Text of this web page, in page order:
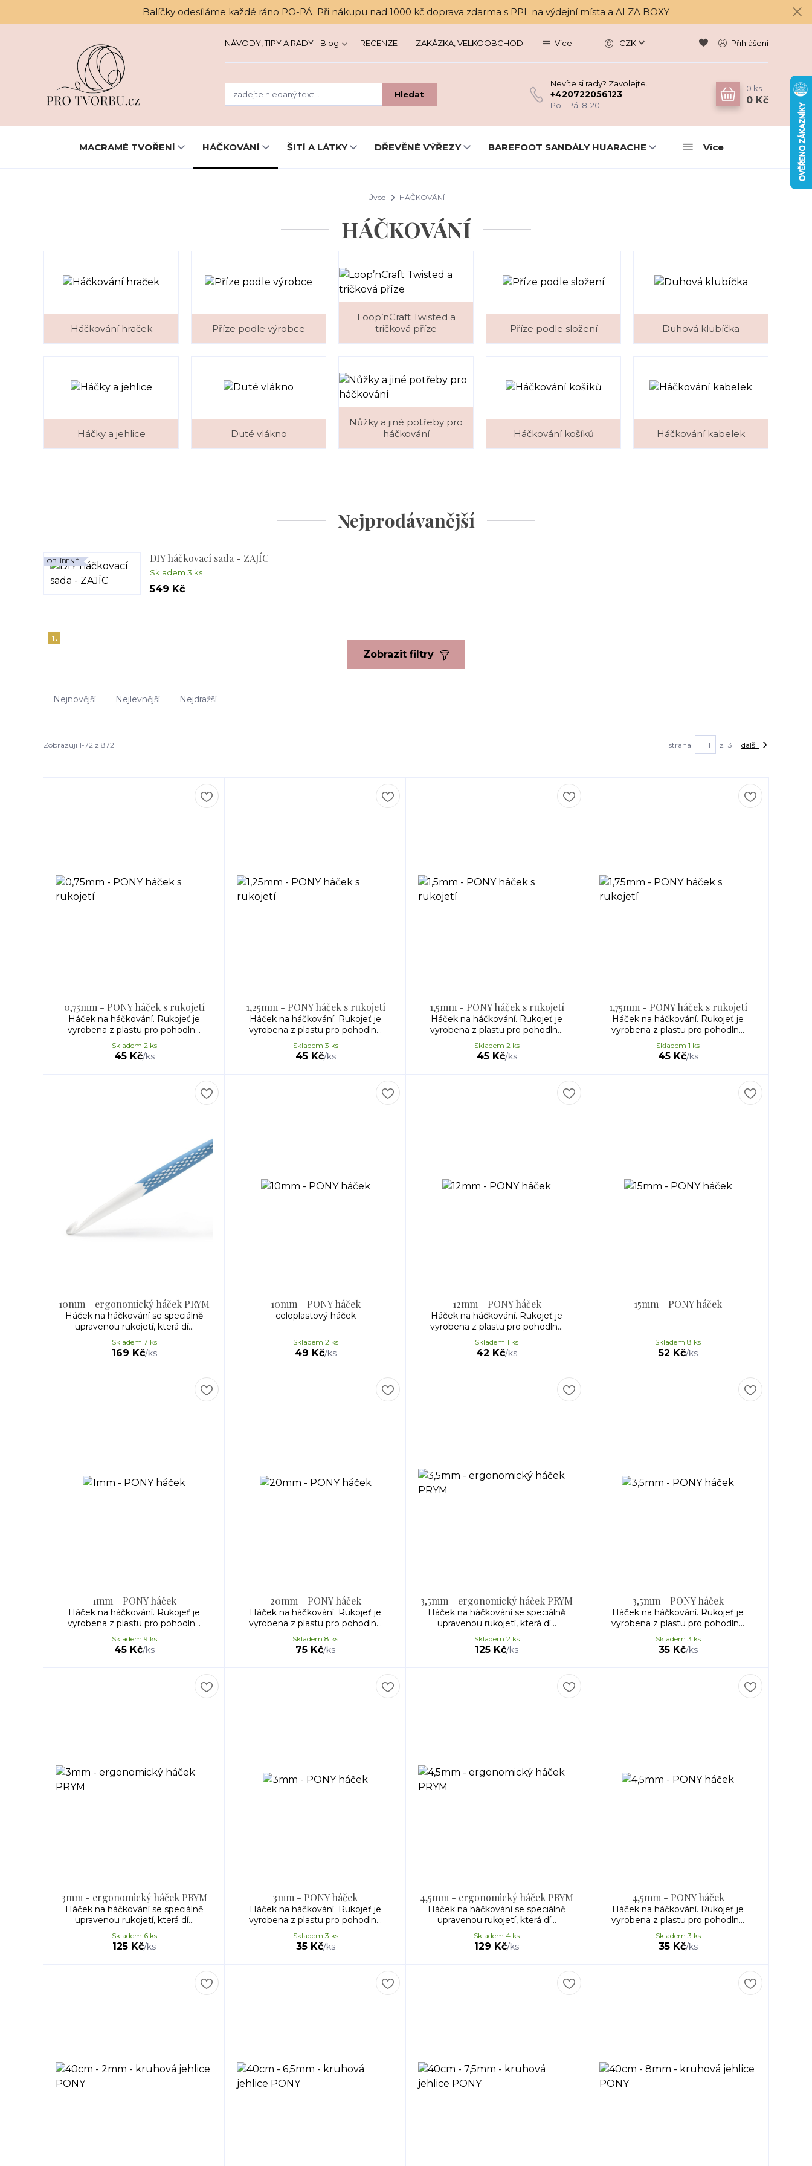
Balíčky odesíláme každé ráno PO-PÁ. Při nákupu nad 1000 kč doprava zdarma s PPL na výdejní místa a ALZA BOXY
NÁVODY, TIPY A RADY - Blog RECENZE ZAKÁZKA, VELKOOBCHOD Více CZK Přihlášení
Hledat
Nevíte si rady? Zavolejte.
+420722056123
Po - Pá: 8-20
0 ks
0 Kč
MACRAMÉ TVOŘENÍ HÁČKOVÁNÍ ŠITÍ A LÁTKY DŘEVĚNÉ VÝŘEZY BAREFOOT SANDÁLY HUARACHE Více
Úvod HÁČKOVÁNÍ
HÁČKOVÁNÍ
Háčkování hraček Příze podle výrobce
Loop’nCraft Twisted a
tričková příze
Příze podle složení Duhová klubíčka
Háčky a jehlice Duté vlákno
Nůžky a jiné potřeby pro
háčkování
Háčkování košíků Háčkování kabelek
Nejprodávanější
1.
DIY háčkovací sada - ZAJÍC
Skladem 3 ks
OBLÍBENÉ
549 Kč
Zobrazit filtry
Nejnovější Nejlevnější Nejdražší
Zobrazuji 1-72 z 872 strana z 13 další
0,75mm - PONY háček s rukojetí
Háček na háčkování. Rukojeť je
vyrobena z plastu pro pohodln...
45 Kč/ks
Skladem 2 ks
1,25mm - PONY háček s rukojetí
Háček na háčkování. Rukojeť je
vyrobena z plastu pro pohodln...
45 Kč/ks
Skladem 3 ks
1,5mm - PONY háček s rukojetí
Háček na háčkování. Rukojeť je
vyrobena z plastu pro pohodln...
45 Kč/ks
Skladem 2 ks
1,75mm - PONY háček s rukojetí
Háček na háčkování. Rukojeť je
vyrobena z plastu pro pohodln...
45 Kč/ks
Skladem 1 ks
10mm - ergonomický háček PRYM
Háček na háčkování se speciálně
upravenou rukojetí, která dí...
169 Kč/ks
Skladem 7 ks
10mm - PONY háček
celoplastový háček
49 Kč/ks
Skladem 2 ks
12mm - PONY háček
Háček na háčkování. Rukojeť je
vyrobena z plastu pro pohodln...
42 Kč/ks
Skladem 1 ks
15mm - PONY háček
52 Kč/ks
Skladem 8 ks
1mm - PONY háček
Háček na háčkování. Rukojeť je
vyrobena z plastu pro pohodln...
45 Kč/ks
Skladem 9 ks
20mm - PONY háček
Háček na háčkování. Rukojeť je
vyrobena z plastu pro pohodln...
75 Kč/ks
Skladem 8 ks
3,5mm - ergonomický háček PRYM
Háček na háčkování se speciálně
upravenou rukojetí, která dí...
125 Kč/ks
Skladem 2 ks
3,5mm - PONY háček
Háček na háčkování. Rukojeť je
vyrobena z plastu pro pohodln...
35 Kč/ks
Skladem 3 ks
3mm - ergonomický háček PRYM
Háček na háčkování se speciálně
upravenou rukojetí, která dí...
125 Kč/ks
Skladem 6 ks
3mm - PONY háček
Háček na háčkování. Rukojeť je
vyrobena z plastu pro pohodln...
35 Kč/ks
Skladem 3 ks
4,5mm - ergonomický háček PRYM
Háček na háčkování se speciálně
upravenou rukojetí, která dí...
129 Kč/ks
Skladem 4 ks
4,5mm - PONY háček
Háček na háčkování. Rukojeť je
vyrobena z plastu pro pohodln...
35 Kč/ks
Skladem 3 ks